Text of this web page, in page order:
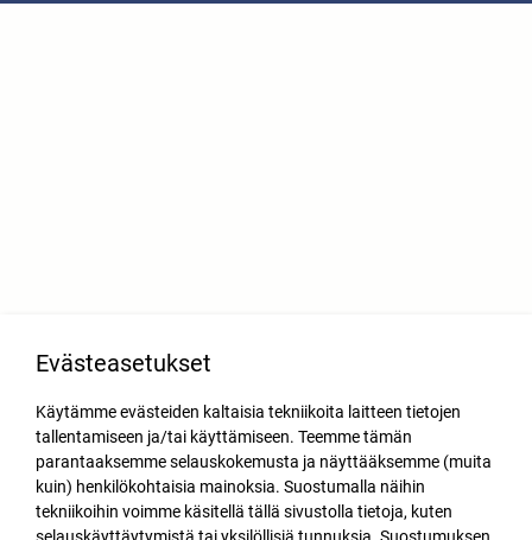
Evästeasetukset
Käytämme evästeiden kaltaisia tekniikoita laitteen tietojen
tallentamiseen ja/tai käyttämiseen. Teemme tämän
parantaaksemme selauskokemusta ja näyttääksemme (muita
kuin) henkilökohtaisia mainoksia. Suostumalla näihin
tekniikoihin voimme käsitellä tällä sivustolla tietoja, kuten